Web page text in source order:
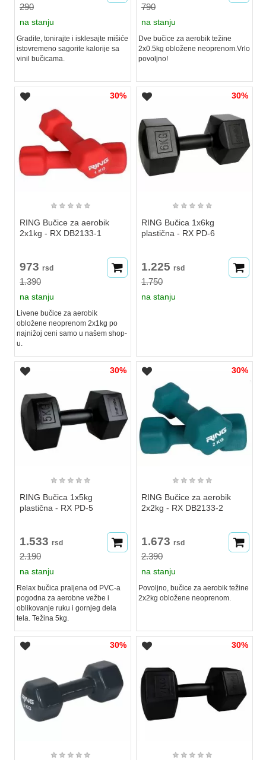
290
na stanju
Gradite, tonirajte i isklesajte mišiće
istovremeno sagorite kalorije sa
vinil bučicama.
790
na stanju
Dve bučice za aerobik težine
2x0.5kg obložene neoprenom.Vrlo
povoljno!
30%
★ ★ ★ ★ ★
RING Bučice za aerobik
2x1kg - RX DB2133-1
973 rsd
1.390
na stanju
Livene bučice za aerobik
obložene neoprenom 2x1kg po
najnižoj ceni samo u našem shop-
u.
30%
★ ★ ★ ★ ★
RING Bučica 1x6kg
plastična - RX PD-6
1.225 rsd
1.750
na stanju
30%
★ ★ ★ ★ ★
RING Bučica 1x5kg
plastična - RX PD-5
1.533 rsd
2.190
na stanju
Relax bučica praljena od PVC-a
pogodna za aerobne vežbe i
oblikovanje ruku i gornjeg dela
tela. Težina 5kg.
30%
★ ★ ★ ★ ★
RING Bučice za aerobik
2x2kg - RX DB2133-2
1.673 rsd
2.390
na stanju
Povoljno, bučice za aerobik težine
2x2kg obložene neoprenom.
30%
★ ★ ★ ★ ★
30%
★ ★ ★ ★ ★